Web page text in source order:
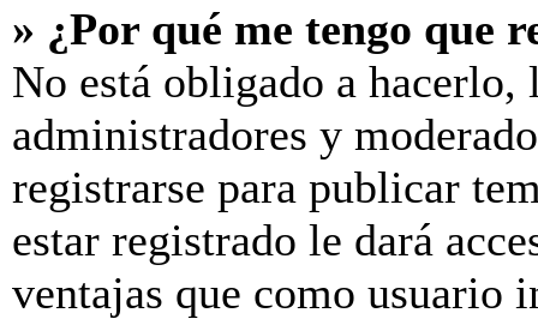
» ¿Por qué me tengo que
No está obligado a
administradores y
registrarse para publicar
estar registrado le dará
ventajas que como usuario